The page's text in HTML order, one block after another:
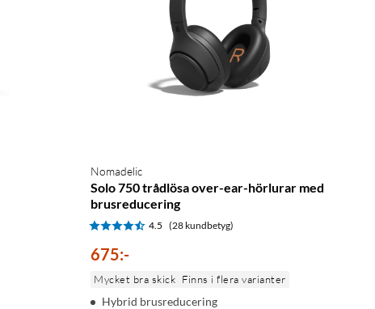
Nomadelic
Solo 750 trådlösa over-ear-hörlurar med
brusreducering
4.5 (28 kundbetyg)
675:-
Mycket bra skick Finns i flera varianter
Hybrid brusreducering